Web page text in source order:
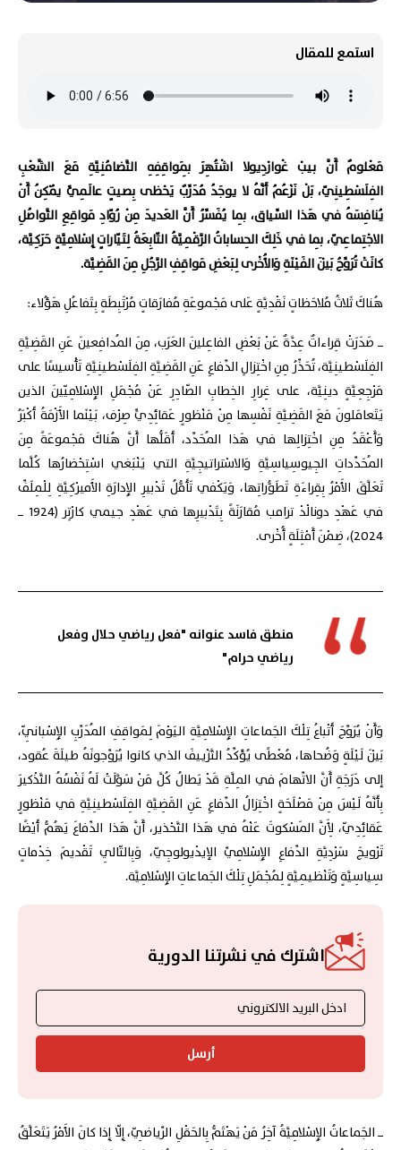
استمع للمقال
مَعْلومٌ أَنَّ بيبْ غْوارْدِيولا اشْتُهِرَ بِمَواقِفِهِ التَّضامُنِيَّةِ مَعَ الشَّعْبِ
الفِلَسْطِينِيّ، بَلْ نَزْعُمُ أَنَّهُ لا يوجَدُ مُدَرِّبٌ يَحْظى بِصيتٍ عالَمِيٍّ يُمْكِنُ أَنْ
يُنافِسَهُ في هَذا السِّياق، بِما يُفَسِّرُ أَنَّ العَديدَ مِنْ رُوّادِ مَواقِعِ التَّواصُلِ
الاجْتِماعِيّ، بِما في ذَلِكَ الحِساباتُ الرَّقْمِيَّةُ التّابِعَةُ لِتَيّاراتٍ إِسْلامِيَّةٍ حَرَكِيَّة،
كانَتْ تُرَوِّجُ بَيْنَ الفَيْنَةِ وَالأُخْرى لِبَعْضِ مَواقِفِ الرَّجُلِ مِنَ القَضِيَّة.
هُناكَ ثَلاثُ مُلاحَظاتٍ نَقْدِيَّةٍ عَلى مَجْموعَةِ مُفارَقاتٍ مُرْتَبِطَةٍ بِتَفاعُلِ هَؤُلاء:
ــ صَدَرَتْ قِراءاتٌ عِدَّةٌ عَنْ بَعْضِ الفاعِلينَ العَرَب، مِنَ المُدافِعينَ عَنِ القَضِيَّةِ
الفِلَسْطينِيَّة، تُحَذِّرُ مِنِ اخْتِزالِ الدِّفاعِ عَنِ القَضِيَّةِ الفِلَسْطينِيَّةِ تَأْسيسًا على
مَرْجِعِيَّةٍ دينِيَّة، على غِرارِ الخِطابِ الصّادِرِ عَنْ مُجْمَلِ الإِسْلامِيّينَ الذين
يَتَعامَلونَ مَعَ القَضِيَّةِ نَفْسِها مِنْ مَنْظورٍ عَقائِدِيٍّ صِرْف، بَيْنَما الأَزْمَةُ أَكْبَرُ
وَأَعْقَدُ مِنِ اخْتِزالِها في هَذا المُحَدِّد، أَقَلُّها أَنَّ هُناكَ مَجْموعَةً مِنَ
المُحَدِّداتِ الجِيوسِياسِيَّةِ وَالاسْتراتيجِيَّةِ التي يَنْبَغي اسْتِحْضارُها كُلَّما
تَعَلَّقَ الأَمْرُ بِقِراءَةِ تَطَوُّراتِها، وَيَكْفي تَأَمُّلُ تَدْبيرِ الإِدارَةِ الأَميرْكِيَّةِ لِلْمِلَفِّ
في عَهْدِ دونالْدْ ترامب مُقارَنَةً بِتَدْبيرِها في عَهْدِ جيمي كارْتِر (1924 ــ
2024)، ضِمْنَ أَمْثِلَةٍ أُخْرى.
منطق فاسد عنوانه "فعل رياضي حلال وفعل
رياضي حرام"
وَأَنْ يُرَوِّجَ أَتْباعُ تِلْكَ الجَماعاتِ الإِسْلامِيَّةِ اليَوْمَ لِمَواقِفِ المُدَرِّبِ الإِسْبانِيّ،
بَيْنَ لَيْلَةٍ وَضُحاها، مُعْطًى يُؤَكِّدُ التَّزْييفَ الذي كانوا يُرَوِّجونَهُ طيلَةَ عُقود،
إلى دَرَجَةِ أَنَّ الاتِّهامَ في المِلَّةِ قَدْ يَطالُ كُلَّ مَنْ سَوَّلَتْ لَهُ نَفْسُهُ التَّذْكيرَ
بِأَنَّهُ لَيْسَ مِنْ مَصْلَحَةٍ اخْتِزالُ الدِّفاعِ عَنِ القَضِيَّةِ الفِلَسْطينِيَّةِ في مَنْظورٍ
عَقائِدِيّ، لِأَنَّ المَسْكوتَ عَنْهُ في هَذا التَّحْذير، أَنَّ هَذا الدِّفاعَ يَهُمُّ أَيْضًا
تَرْويجَ سَرْدِيَّةِ الدِّفاعِ الإِسْلامِيِّ الإيدْيولوجِيّ، وَبِالتّالِي تَقْديمَ خِدْماتٍ
سِياسِيَّةٍ وَتَنْظيمِيَّةٍ لِمُجْمَلِ تِلْكَ الجَماعاتِ الإِسْلامِيَّة.
اشترك في نشرتنا الدورية
أرسل
ــ الجَماعاتُ الإِسْلامِيَّةُ آخِرُ مَنْ يَهْتَمُّ بِالحَقْلِ الرِّياضِيّ، إِلّا إِذا كانَ الأَمْرُ يَتَعَلَّقُ